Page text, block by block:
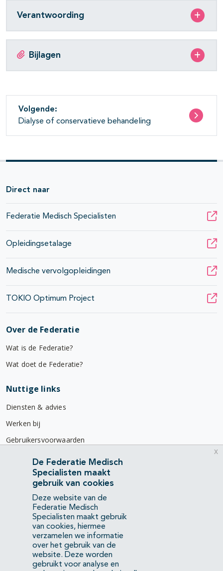
Verantwoording
Bijlagen
Volgende:
Dialyse of conservatieve behandeling
Direct naar
Federatie Medisch Specialisten
Opleidingsetalage
Medische vervolgopleidingen
TOKIO Optimum Project
Over de Federatie
Wat is de Federatie?
Wat doet de Federatie?
Nuttige links
Diensten & advies
Werken bij
Gebruikersvoorwaarden
Privacyverklaring
Contact
Mercatorlaan 1200
3528 BL Utrecht
(088) 505 34 34
info@richtlijnendatabase.nl
De Federatie Medisch
Specialisten maakt
gebruik van cookies
Deze website van de
Federatie Medisch
Specialisten maakt gebruik
van cookies, hiermee
verzamelen we informatie
over het gebruik van de
website. Deze worden
gebruikt voor analyse en
x